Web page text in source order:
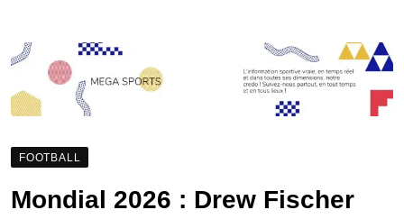
FOOTBALL
‎Mondial 2026 : Drew Fischer